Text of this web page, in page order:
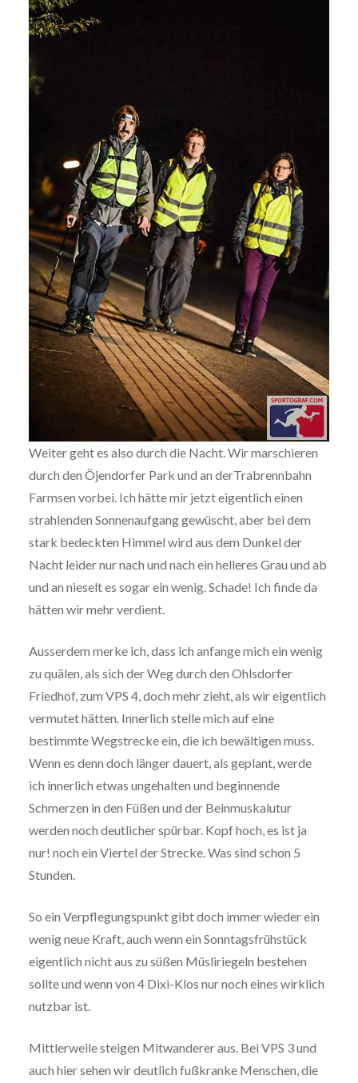
Weiter geht es also durch die Nacht. Wir marschieren
durch den Öjendorfer Park und an derTrabrennbahn
Farmsen vorbei. Ich hätte mir jetzt eigentlich einen
strahlenden Sonnenaufgang gewüscht, aber bei dem
stark bedeckten Himmel wird aus dem Dunkel der
Nacht leider nur nach und nach ein helleres Grau und ab
und an nieselt es sogar ein wenig. Schade! Ich finde da
hätten wir mehr verdient.
Ausserdem merke ich, dass ich anfange mich ein wenig
zu quälen, als sich der Weg durch den Ohlsdorfer
Friedhof, zum VPS 4, doch mehr zieht, als wir eigentlich
vermutet hätten. Innerlich stelle mich auf eine
bestimmte Wegstrecke ein, die ich bewältigen muss.
Wenn es denn doch länger dauert, als geplant, werde
ich innerlich etwas ungehalten und beginnende
Schmerzen in den Füßen und der Beinmuskalutur
werden noch deutlicher spürbar. Kopf hoch, es ist ja
nur! noch ein Viertel der Strecke. Was sind schon 5
Stunden.
So ein Verpflegungspunkt gibt doch immer wieder ein
wenig neue Kraft, auch wenn ein Sonntagsfrühstück
eigentlich nicht aus zu süßen Müsliriegeln bestehen
sollte und wenn von 4 Dixi-Klos nur noch eines wirklich
nutzbar ist.
Mittlerweile steigen Mitwanderer aus. Bei VPS 3 und
auch hier sehen wir deutlich fußkranke Menschen, die